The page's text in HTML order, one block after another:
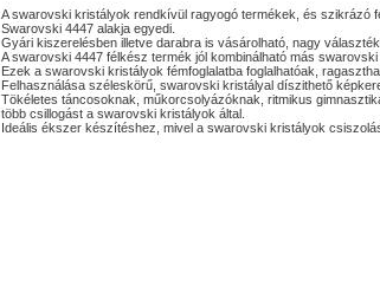
A swarovski kristályok rendkívül ragyogó termékek, és szikrázó
Swarovski 4447 alakja egyedi.
Gyári kiszerelésben illetve darabra is vásárolható, nagy
A swarovski 4447 félkész termék jól kombinálható más swarovski
Ezek a swarovski kristályok fémfoglalatba foglalhatóak,
Felhasználása széleskörű, swarovski kristályal díszithető
Tökéletes táncosoknak, műkorcsolyázóknak, ritmikus
több csillogást a swarovski kristályok által.
Ideális ékszer készítéshez, mivel a swarovski kristályok